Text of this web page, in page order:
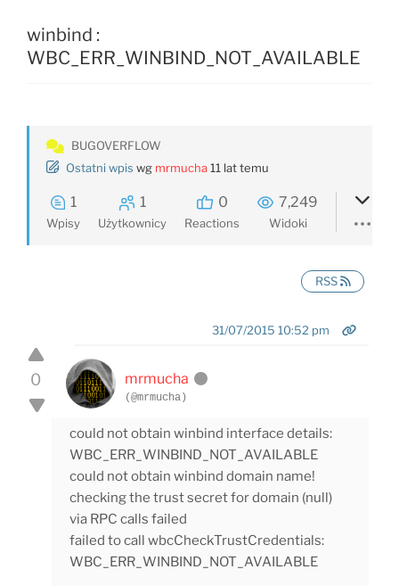
winbind :
WBC_ERR_WINBIND_NOT_AVAILABLE
BUGOVERFLOW
Ostatni wpis wg mrmucha11 lat temu
1
Wpisy
1
Użytkownicy
0
Reactions
7,249
Widoki
RSS
0
31/07/2015 10:52 pm
mrmucha
(@mrmucha)
could not obtain winbind interface details:
WBC_ERR_WINBIND_NOT_AVAILABLE
could not obtain winbind domain name!
checking the trust secret for domain (null)
via RPC calls failed
failed to call wbcCheckTrustCredentials:
WBC_ERR_WINBIND_NOT_AVAILABLE